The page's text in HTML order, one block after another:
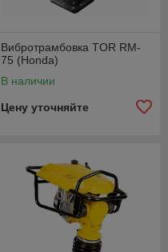
Вибротрамбовка TOR RM-
75 (Honda)
В наличии
Цену уточняйте